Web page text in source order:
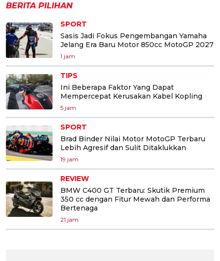
BERITA PILIHAN
SPORT
Sasis Jadi Fokus Pengembangan Yamaha
Jelang Era Baru Motor 850cc MotoGP 2027
1 jam
TIPS
Ini Beberapa Faktor Yang Dapat
Mempercepat Kerusakan Kabel Kopling
5 jam
SPORT
Brad Binder Nilai Motor MotoGP Terbaru
Lebih Agresif dan Sulit Ditaklukkan
19 jam
REVIEW
BMW C400 GT Terbaru: Skutik Premium
350 cc dengan Fitur Mewah dan Performa
Bertenaga
21 jam